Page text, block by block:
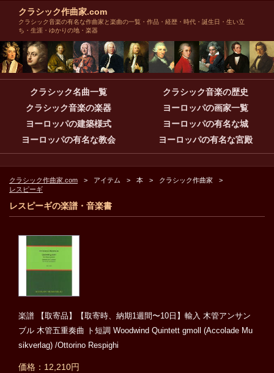
クラシック作曲家.com
クラシック音楽の有名な作曲家と楽曲の一覧・作品・経歴・時代・誕生日・生い立
ち・生涯・ゆかりの地・楽器
クラシック名曲一覧
クラシック音楽の歴史
クラシック音楽の楽器
ヨーロッパの画家一覧
ヨーロッパの建築様式
ヨーロッパの有名な城
ヨーロッパの有名な教会
ヨーロッパの有名な宮殿
クラシック作曲家.com アイテム 本
クラシック作曲家
レスピーギ
レスピーギの楽譜・音楽書
楽譜 【取寄品】【取寄時、納期1週間〜10日】輸入 木管アンサン
ブル 木管五重奏曲 ト短調 Woodwind Quintett gmoll (Accolade Mu
sikverlag) /Ottorino Respighi
価格：12,210円